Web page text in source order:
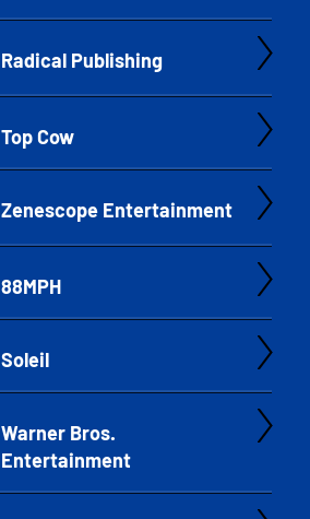
Radical Publishing
Top Cow
Zenescope Entertainment
88MPH
Soleil
Warner Bros.
Entertainment